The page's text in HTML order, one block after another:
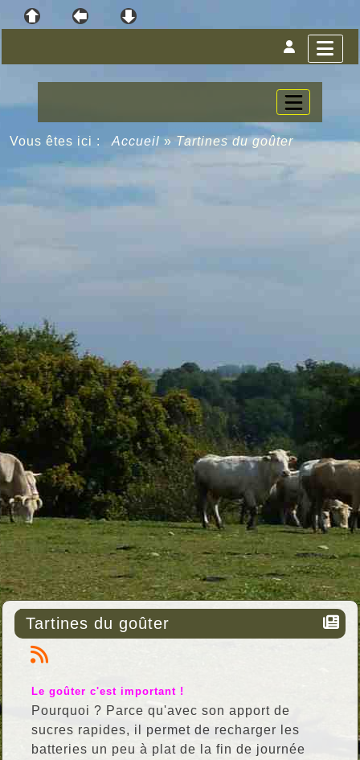
Vous êtes ici : Accueil » Tartines du goûter
Tartines du goûter
Le goûter c'est important !
Pourquoi ? Parce qu'avec son apport de
sucres rapides, il permet de recharger les
batteries un peu à plat de la fin de journée